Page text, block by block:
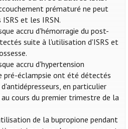
prématuré ne peut
et les IRSN.
accru d'hémorragie du post-
suite à l'utilisation d'ISRS et
accru d'hypertension
pré-éclampsie ont été détectés
en particulier
cours du premier trimestre de la
de la bupropione pendant